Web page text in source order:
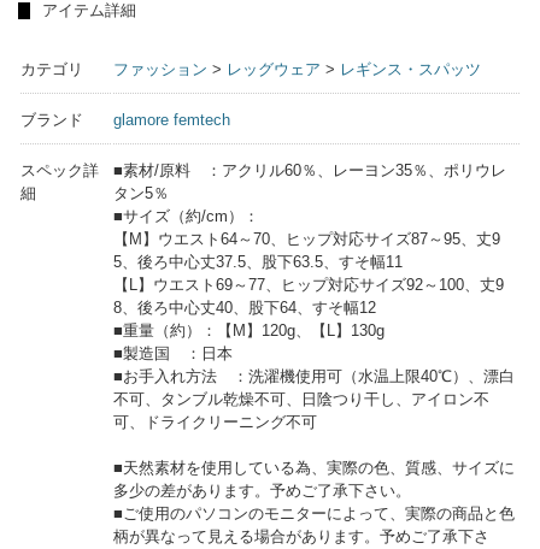
アイテム詳細
カテゴリ ファッション > レッグウェア > レギンス・スパッツ
ブランド glamore femtech
スペック詳
細
■素材/原料 ：アクリル60％、レーヨン35％、ポリウレ
タン5％
■サイズ（約/cm）：
【M】ウエスト64～70、ヒップ対応サイズ87～95、丈9
5、後ろ中心丈37.5、股下63.5、すそ幅11
【L】ウエスト69～77、ヒップ対応サイズ92～100、丈9
8、後ろ中心丈40、股下64、すそ幅12
■重量（約）：【M】120g、【L】130g
■製造国 ：日本
■お手入れ方法 ：洗濯機使用可（水温上限40℃）、漂白
不可、タンブル乾燥不可、日陰つり干し、アイロン不
可、ドライクリーニング不可
■天然素材を使用している為、実際の色、質感、サイズに
多少の差があります。予めご了承下さい。
■ご使用のパソコンのモニターによって、実際の商品と色
柄が異なって見える場合があります。予めご了承下さ